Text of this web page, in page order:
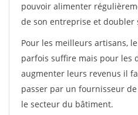
pouvoir alimenter
de son entreprise et doubler
Pour les meilleurs artisans,
parfois suffire mais pour les
augmenter leurs revenus il
passer par un fournisseur
le secteur du bâtiment.